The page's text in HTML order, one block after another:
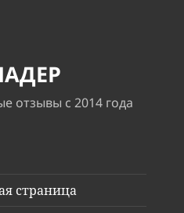
отзывы с 2014 года
страница